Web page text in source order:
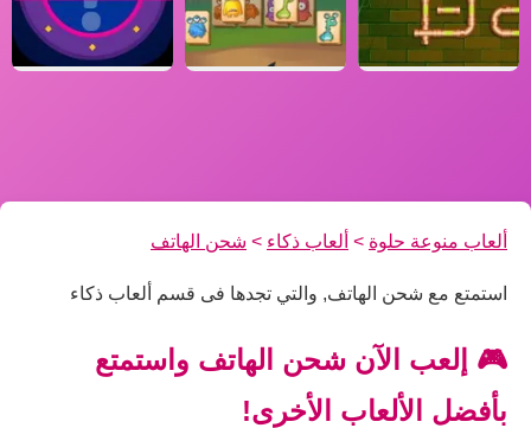
ألعاب منوعة حلوة > ألعاب ذكاء > شحن الهاتف
استمتع مع شحن الهاتف, والتي تجدها فى قسم ألعاب ذكاء
🎮 إلعب الآن شحن الهاتف واستمتع
بأفضل الألعاب الأخرى!